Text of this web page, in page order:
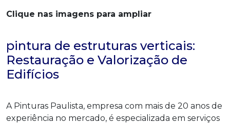
Clique nas imagens para ampliar
pintura de estruturas verticais:
Restauração e Valorização de
Edifícios
A Pinturas Paulista, empresa com mais de 20 anos de
experiência no mercado, é especializada em serviços